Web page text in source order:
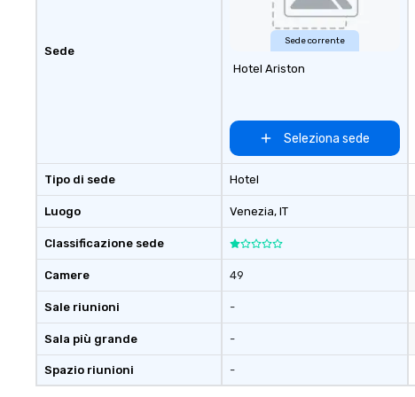
Sede
Tipo di sede
Luogo
Classificazione sede
Camere
Sale riunioni
Sala più grande
Spazio riunioni
Sede corrente
Hotel Ariston
Seleziona sede
Hotel
Venezia, IT
49
-
-
-